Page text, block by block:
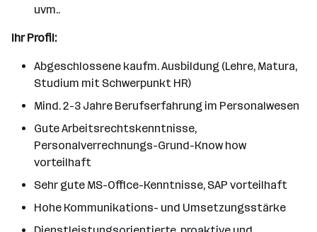
uvm..
Ihr Profil:
Abgeschlossene kaufm. Ausbildung (Lehre, Matura,
Studium mit Schwerpunkt HR)
Mind. 2-3 Jahre Berufserfahrung im Personalwesen
Gute Arbeitsrechtskenntnisse,
Personalverrechnungs-Grund-Know how
vorteilhaft
Sehr gute MS-Office-Kenntnisse, SAP vorteilhaft
Hohe Kommunikations- und Umsetzungsstärke